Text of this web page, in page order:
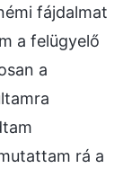
fájdalmat
a felügyelő
a
rá a